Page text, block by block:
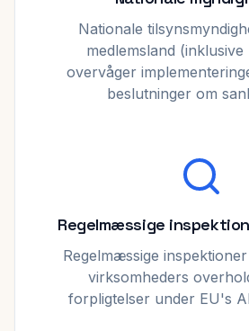
Nationale
medlemsland (inklusive
overvåger
beslutninger om
Regelmæssige
Regelmæssige
virksomheders
forpligtelser under EU's